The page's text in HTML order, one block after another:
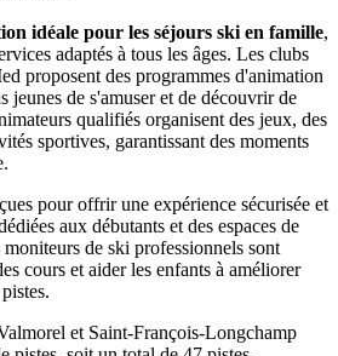
idéale pour les séjours ski en famille,
adaptés à tous les âges. Les clubs
proposent des programmes d'animation
jeunes de s'amuser et de découvrir de
qualifiés organisent des jeux, des
sportives, garantissant des moments
pour offrir une expérience sécurisée et
aux débutants et des espaces de
de ski professionnels sont
cours et aider les enfants à améliorer
et Saint-François-Longchamp